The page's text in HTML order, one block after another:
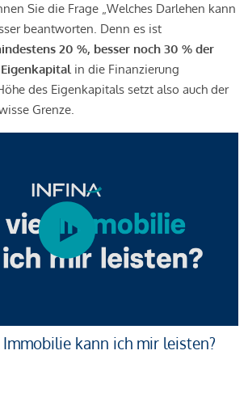
Sie die Frage „Welches Darlehen kann
beantworten. Denn es ist
20 %, besser noch 30 % der
in die Finanzierung
des Eigenkapitals setzt also auch der
Grenze.
kann ich mir leisten?